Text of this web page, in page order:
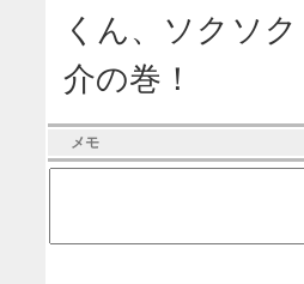
くん、ソクソ
介の巻！
メモ